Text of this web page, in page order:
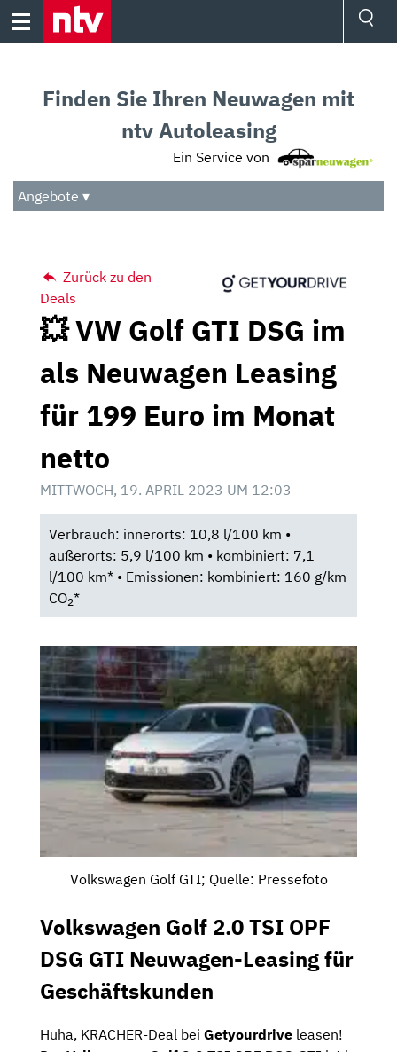
Skip
Audio
Das Beste
Finden Sie Ihren Neuwagen mit
ntv Autoleasing
Ein Service von
Angebote ▾
Zurück zu den
Deals
💥 VW Golf GTI DSG im
als Neuwagen Leasing
für 199 Euro im Monat
netto
MITTWOCH, 19. APRIL 2023 UM 12:03
Verbrauch: innerorts: 10,8 l/100 km •
außerorts: 5,9 l/100 km • kombiniert: 7,1
l/100 km* • Emissionen: kombiniert: 160 g/km
CO2*
Volkswagen Golf GTI; Quelle: Pressefoto
Volkswagen Golf 2.0 TSI OPF
DSG GTI Neuwagen-Leasing für
Geschäftskunden
Huha, KRACHER-Deal bei Getyourdrive leasen!